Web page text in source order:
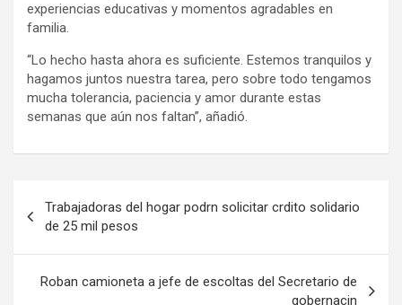
experiencias educativas y momentos agradables en
familia.
“Lo hecho hasta ahora es suficiente. Estemos tranquilos y
hagamos juntos nuestra tarea, pero sobre todo tengamos
mucha tolerancia, paciencia y amor durante estas
semanas que aún nos faltan”, añadió.
de
entradas
Trabajadoras del hogar podrn solicitar crdito solidario
de 25 mil pesos
Roban camioneta a jefe de escoltas del Secretario de
gobernacin